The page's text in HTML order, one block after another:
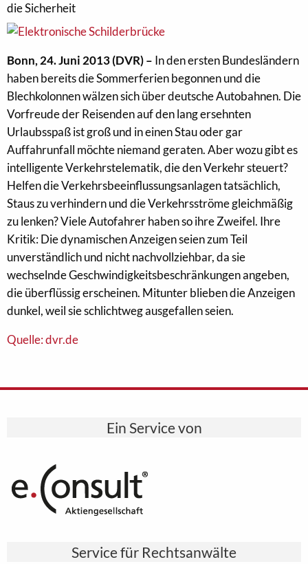
die Sicherheit
Bonn, 24. Juni 2013 (DVR) – In den ersten Bundesländern
haben bereits die Sommerferien begonnen und die
Blechkolonnen wälzen sich über deutsche Autobahnen. Die
Vorfreude der Reisenden auf den lang ersehnten
Urlaubsspaß ist groß und in einen Stau oder gar
Auffahrunfall möchte niemand geraten. Aber wozu gibt es
intelligente Verkehrstelematik, die den Verkehr steuert?
Helfen die Verkehrsbeeinflussungsanlagen tatsächlich,
Staus zu verhindern und die Verkehrsströme gleichmäßig
zu lenken? Viele Autofahrer haben so ihre Zweifel. Ihre
Kritik: Die dynamischen Anzeigen seien zum Teil
unverständlich und nicht nachvollziehbar, da sie
wechselnde Geschwindigkeitsbeschränkungen angeben,
die überflüssig erscheinen. Mitunter blieben die Anzeigen
dunkel, weil sie schlichtweg ausgefallen seien.
Quelle: dvr.de
Ein Service von
Service für Rechtsanwälte